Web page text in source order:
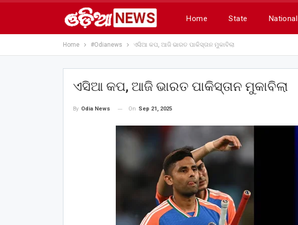
Home State National
Home #Odianews ଏସିଆ କପ, ଆଜି ଭାରତ ପାକିସ୍ତାନ ମୁକାବିଲା
ଏସିଆ କପ, ଆଜି ଭାରତ ପାକିସ୍ତାନ ମୁକାବିଲା
By Odia News On Sep 21, 2025